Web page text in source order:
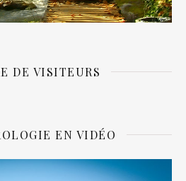
DE VISITEURS
EN VIDÉO